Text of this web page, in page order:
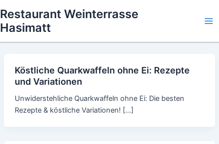
to
content
Restaurant Weinterrasse
Hasimatt
Köstliche Quarkwaffeln ohne Ei: Rezepte
und Variationen
Unwiderstehliche Quarkwaffeln ohne Ei: Die besten
Rezepte & köstliche Variationen! […]